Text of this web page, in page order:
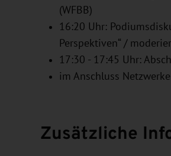
(WFBB)
16:20 Uhr:
Perspektiven“ /
17:30 - 17:45 Uhr:
im Anschluss
Zusätzliche